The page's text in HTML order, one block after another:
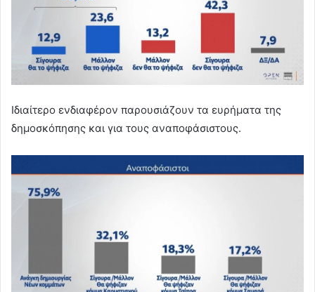
Ιδιαίτερο ενδιαφέρον παρουσιάζουν τα ευρήματα της
δημοσκόπησης και για τους αναποφάσιστους.